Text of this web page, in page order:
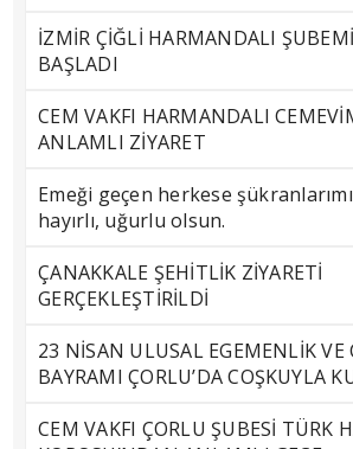
İZMİR ÇİĞLİ HARMANDALI
BAŞLADI
CEM VAKFI HARMANDALI
ANLAMLI ZİYARET
Emeği geçen herkese
hayırlı, uğurlu olsun.
ÇANAKKALE ŞEHİTLİK ZİYARETİ
GERÇEKLEŞTİRİLDİ
23 NİSAN ULUSAL EGEMENLİK VE
BAYRAMI ÇORLU’DA COŞKUYLA
CEM VAKFI ÇORLU ŞUBESİ TÜRK